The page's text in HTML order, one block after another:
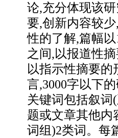
论,充分体现该
要,创新内容较
性的了解,篇幅
之间,以报道性
以指示性摘要
言,3000字以下
关键词包括叙
题或文章其他内
词组)2类词。每